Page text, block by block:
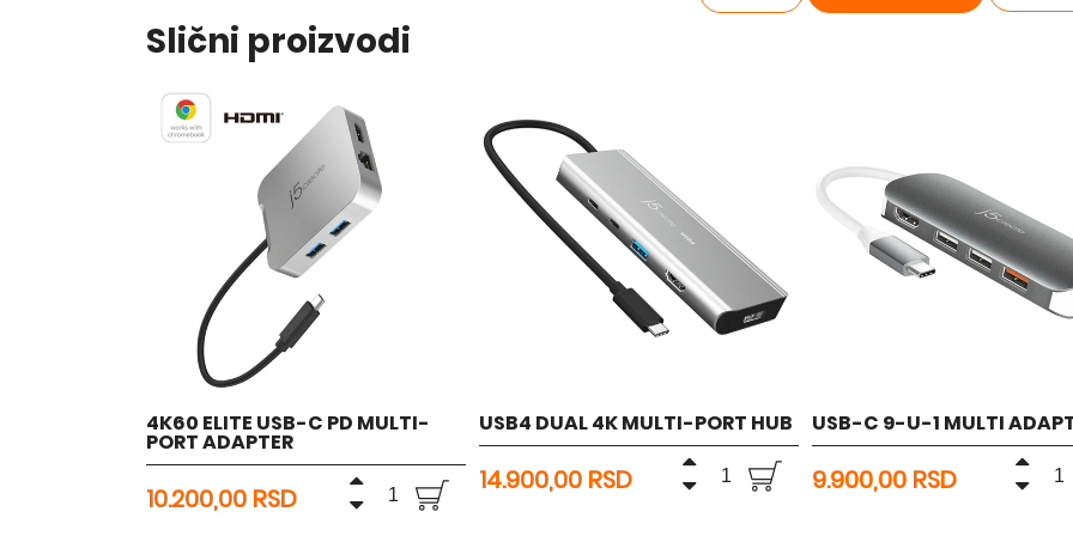
Slični proizvodi
4K60 ELITE USB-C PD MULTI-
PORT ADAPTER
10.200,00 RSD
USB4 DUAL 4K MULTI-PORT HUB
14.900,00 RSD
USB-C 9-U-1 MULTI
9.900,00 RSD